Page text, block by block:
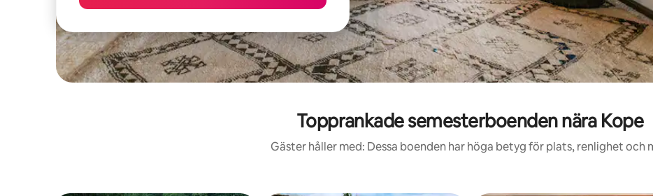
Topprankade semesterboenden nära Kope
Gäster håller med: Dessa boenden har höga betyg för plats, renlighet och